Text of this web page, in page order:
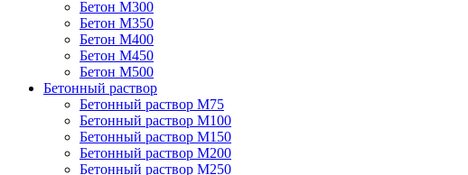
Бетон М300
Бетон М350
Бетон М400
Бетон М450
Бетон М500
Бетонный раствор
Бетонный раствор М75
Бетонный раствор М100
Бетонный раствор М150
Бетонный раствор М200
Бетонный раствор М250